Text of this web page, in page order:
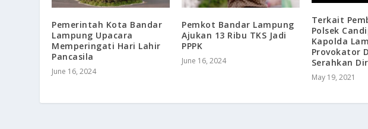
Pemerintah Kota Bandar
Lampung Upacara
Memperingati Hari Lahir
Pancasila
June 16, 2024
Pemkot Bandar Lampung
Ajukan 13 Ribu TKS Jadi
PPPK
June 16, 2024
Terkait
Polsek
Kapolda
Provokator
Serahkan
May 19, 2021